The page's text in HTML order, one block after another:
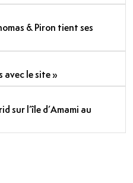
& Piron tient ses
avec le site »
sur l’île d’Amami au